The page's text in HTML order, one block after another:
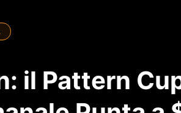
il Pattern